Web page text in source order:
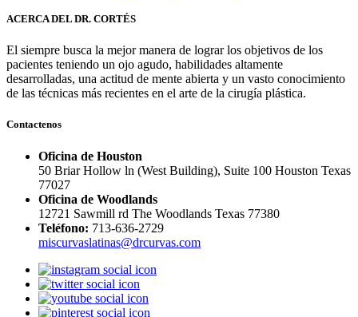
ACERCA DEL DR. CORTÉS
El siempre busca la mejor manera de lograr los objetivos de los
pacientes teniendo un ojo agudo, habilidades altamente
desarrolladas, una actitud de mente abierta y un vasto conocimiento
de las técnicas más recientes en el arte de la cirugía plástica.
Contactenos
Oficina de Houston
50 Briar Hollow ln (West Building), Suite 100 Houston Texas
77027
Oficina de Woodlands
12721 Sawmill rd The Woodlands Texas 77380
Teléfono: 713-636-2729
miscurvaslatinas@drcurvas.com